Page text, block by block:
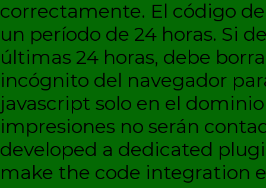
correctamente. El código
un período de 24 horas. Si
últimas 24 horas, debe
incógnito del navegador
javascript solo en el
impresiones no serán
developed a dedicated
make the code integration